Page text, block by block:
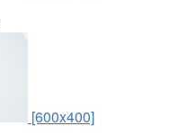
[600x400]